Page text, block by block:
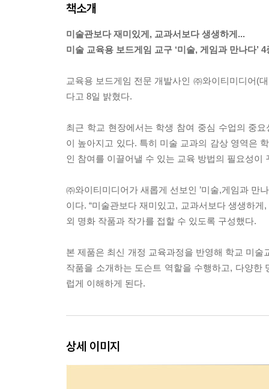
책소개
미술관보다 재미있게, 교과서보다 생생하게...
미술 교육용 보드게임 교구 ‘미술, 게임과 만나다’ 4
교육용 보드게임 전문 개발사인 ㈜와이티미디어(
다고 8일 밝혔다.
최근 학교 현장에서는 학생 참여 중심 수업의 중
이 높아지고 있다. 특히 미술 교과의 감상 영역은
인 참여를 이끌어낼 수 있는 교육 방법의 필요성이
㈜와이티미디어가 새롭게 선보인 ’미술,게임과 만
이다. “미술관보다 재미있고, 교과서보다 생생하
외 명화 작품과 작가를 접할 수 있도록 구성했다.
본 제품은 최신 개정 교육과정을 반영해 학교 미술
작품을 소개하는 도슨트 역할을 수행하고, 다양
럽게 이해하게 된다.
상세 이미지